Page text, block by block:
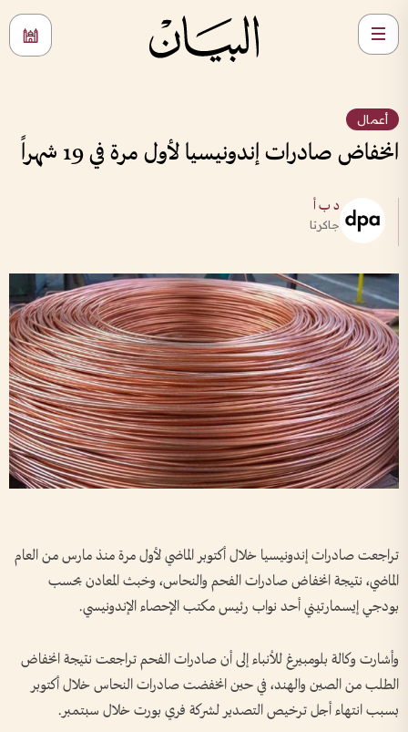
أعمال
انخفاض صادرات إندونيسيا لأول مرة في 19 شهراً
د ب أ
جاكرتا
تراجعت صادرات إندونيسيا خلال أكتوبر الماضي لأول مرة منذ مارس من العام
الماضي، نتيجة انخفاض صادرات الفحم والنحاس، وخبث المعادن بحسب
بودجي إيسمارتيني أحد نواب رئيس مكتب الإحصاء الإندونيسي.
وأشارت وكالة بلومبيرغ للأنباء إلى أن صادرات الفحم تراجعت نتيجة انخفاض
الطلب من الصين والهند، في حين انخفضت صادرات النحاس خلال أكتوبر
بسبب انتهاء أجل ترخيص التصدير لشركة فري بورت خلال سبتمبر.